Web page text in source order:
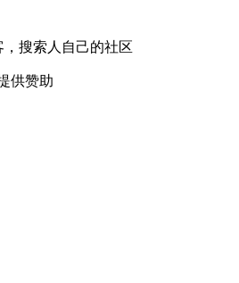
，搜索人自己的社区
供赞助